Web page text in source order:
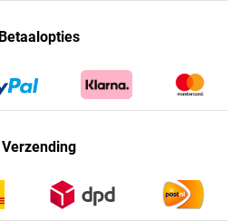
Betaalopties
Verzending